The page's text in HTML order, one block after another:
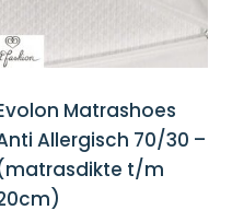
Matrashoes
Allergisch 70/30 –
t/m